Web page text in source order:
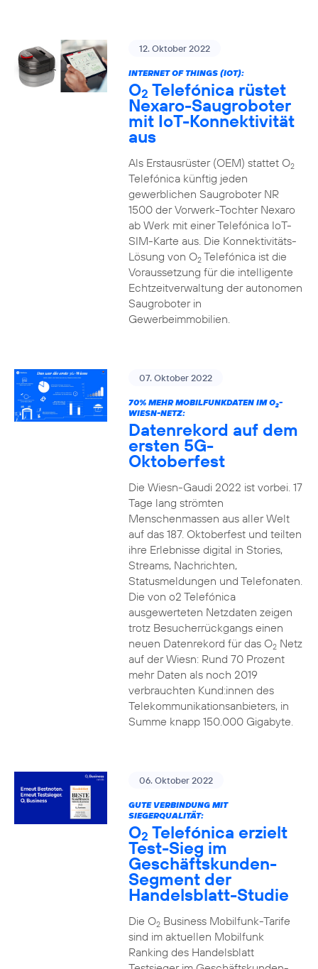
12. Oktober 2022
INTERNET OF THINGS (IOT):
O2 Telefónica rüstet
Nexaro-Saugroboter
mit IoT-Konnektivität
aus
Als Erstausrüster (OEM) stattet O2
Telefónica künftig jeden
gewerblichen Saugroboter NR
1500 der Vorwerk-Tochter Nexaro
ab Werk mit einer Telefónica IoT-
SIM-Karte aus. Die Konnektivitäts-
Lösung von O2Telefónica ist die
Voraussetzung für die intelligente
Echtzeitverwaltung der autonomen
Saugroboter in
Gewerbeimmobilien.
07. Oktober 2022
70% MEHR MOBILFUNKDATEN IM O2-
WIESN-NETZ:
Datenrekord auf dem
ersten 5G-
Oktoberfest
Die Wiesn-Gaudi 2022 ist vorbei. 17
Tage lang strömten
Menschenmassen aus aller Welt
auf das 187. Oktoberfest und teilten
ihre Erlebnisse digital in Stories,
Streams, Nachrichten,
Statusmeldungen und Telefonaten.
Die von o2 Telefónica
ausgewerteten Netzdaten zeigen
trotz Besucherrückgangs einen
neuen Datenrekord für das O2Netz
auf der Wiesn: Rund 70 Prozent
mehr Daten als noch 2019
verbrauchten Kund:innen des
Telekommunikationsanbieters, in
Summe knapp 150.000 Gigabyte.
06. Oktober 2022
GUTE VERBINDUNG MIT
SIEGERQUALITÄT:
O2 Telefónica erzielt
Test-Sieg im
Geschäftskunden-
Segment der
Handelsblatt-Studie
Die O2Business Mobilfunk-Tarife
sind im aktuellen Mobilfunk
Ranking des Handelsblatt